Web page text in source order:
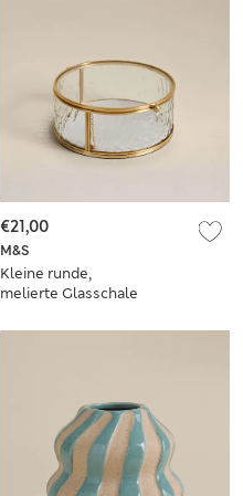
M&S
Kleine runde,
melierte Glasschale
€21,00